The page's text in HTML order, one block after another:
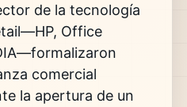
de la tecnología
Office
comercial
la apertura de un